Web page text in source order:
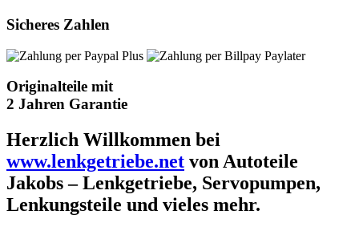
Sicheres Zahlen
Originalteile mit
2 Jahren Garantie
Herzlich Willkommen bei
www.lenkgetriebe.net von Autoteile
Jakobs – Lenkgetriebe, Servopumpen,
Lenkungsteile und vieles mehr.